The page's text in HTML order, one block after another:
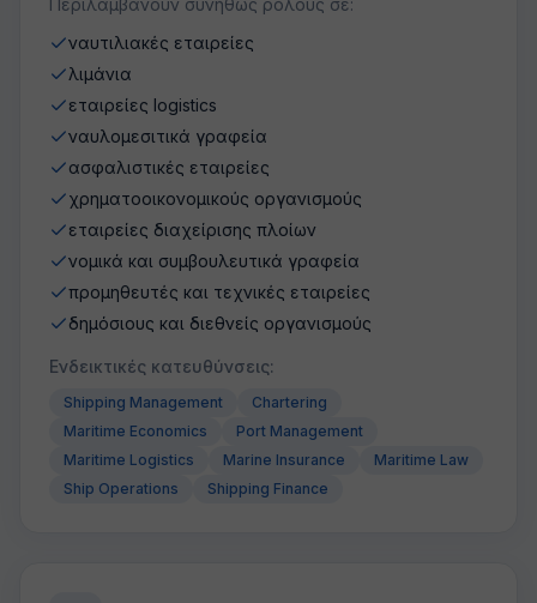
Περιλαμβάνουν συνήθως ρόλους σε:
ναυτιλιακές εταιρείες
λιμάνια
εταιρείες logistics
ναυλομεσιτικά γραφεία
ασφαλιστικές εταιρείες
χρηματοοικονομικούς οργανισμούς
εταιρείες διαχείρισης πλοίων
νομικά και συμβουλευτικά γραφεία
προμηθευτές και τεχνικές εταιρείες
δημόσιους και διεθνείς οργανισμούς
Ενδεικτικές κατευθύνσεις:
Shipping Management
Chartering
Maritime Economics
Port Management
Maritime Logistics
Marine Insurance
Maritime Law
Ship Operations
Shipping Finance